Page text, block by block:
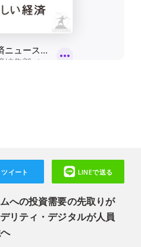
への投資需要の先取りが
リティ・デジタルが人員
ツイート LINEで送る